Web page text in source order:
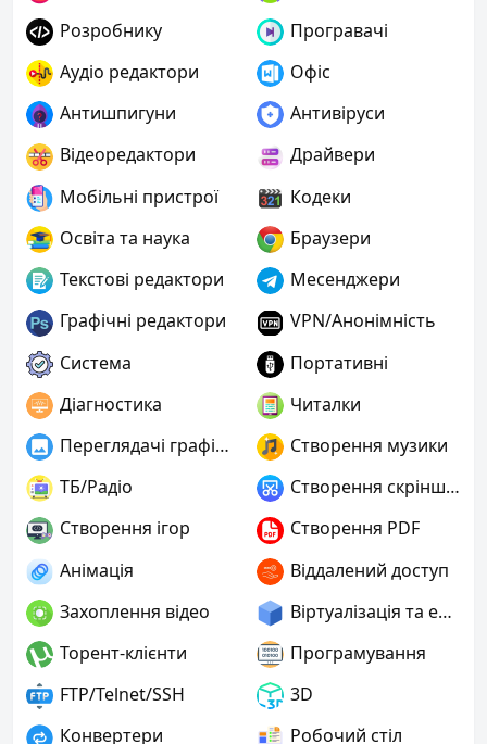
Розробнику
Програвачі
Аудіо редактори
Офіс
Антишпигуни
Антивіруси
Відеоредактори
Драйвери
Мобільні пристрої
Кодеки
Освіта та наука
Браузери
Текстові редактори
Месенджери
Графічні редактори
VPN/Анонімність
Система
Портативні
Діагностика
Читалки
Переглядачі графіки
Створення музики
ТБ/Радіо
Створення скріншотів
Створення ігор
Створення PDF
Анімація
Віддалений доступ
Захоплення відео
Віртуалізація та емуляція
Торент-клієнти
Програмування
FTP/Telnet/SSH
3D
Конвертери
Робочий стіл